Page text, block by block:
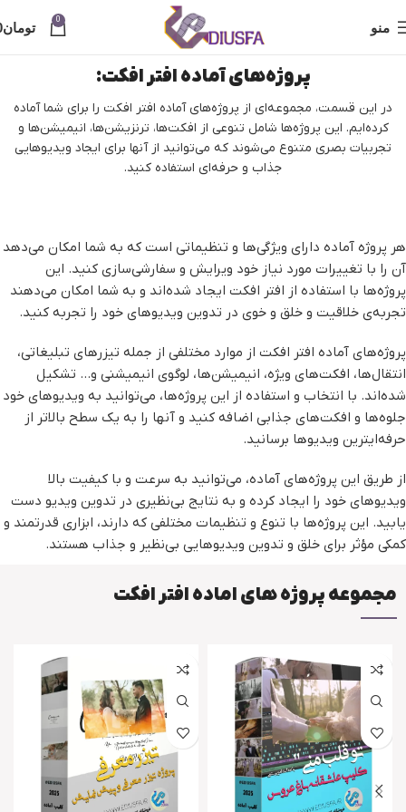
منو 0 تومان
پروژه‌های آماده افتر افکت:
در این قسمت، مجموعه‌ای از پروژه‌های آماده افتر افکت را برای شما آماده
کرده‌ایم. این پروژه‌ها شامل تنوعی از افکت‌ها، ترنزیشن‌ها، انیمیشن‌ها و
تجربیات بصری متنوع می‌شوند که می‌توانید از آنها برای ایجاد ویدیوهایی
جذاب و حرفه‌ای استفاده کنید.
هر پروژه آماده دارای ویژگی‌ها و تنظیماتی است که به شما امکان می‌دهد
آن را با تغییرات مورد نیاز خود ویرایش و سفارشی‌سازی کنید. این
پروژه‌ها با استفاده از افتر افکت ایجاد شده‌اند و به شما امکان می‌دهند
تجربه‌ی خلاقیت و خلق و خوی در تدوین ویدیوهای خود را تجربه کنید.
پروژه‌های آماده افتر افکت از موارد مختلفی از جمله تیزرهای تبلیغاتی،
انتقال‌ها، افکت‌های ویژه، انیمیشن‌ها، لوگوی انیمیشنی و... تشکیل
شده‌اند. با انتخاب و استفاده از این پروژه‌ها، می‌توانید به ویدیوهای خود
جلوه‌ها و افکت‌های جذابی اضافه کنید و آنها را به یک سطح بالاتر از
حرفه‌ایترین ویدیوها برسانید.
از طریق این پروژه‌های آماده، می‌توانید به سرعت و با کیفیت بالا
ویدیوهای خود را ایجاد کرده و به نتایج بی‌نظیری در تدوین ویدیو دست
یابید. این پروژه‌ها با تنوع و تنظیمات مختلفی که دارند، ابزاری قدرتمند و
کمکی مؤثر برای خلق و تدوین ویدیوهایی بی‌نظیر و جذاب هستند.
مجموعه پروژه های اماده افتر افکت